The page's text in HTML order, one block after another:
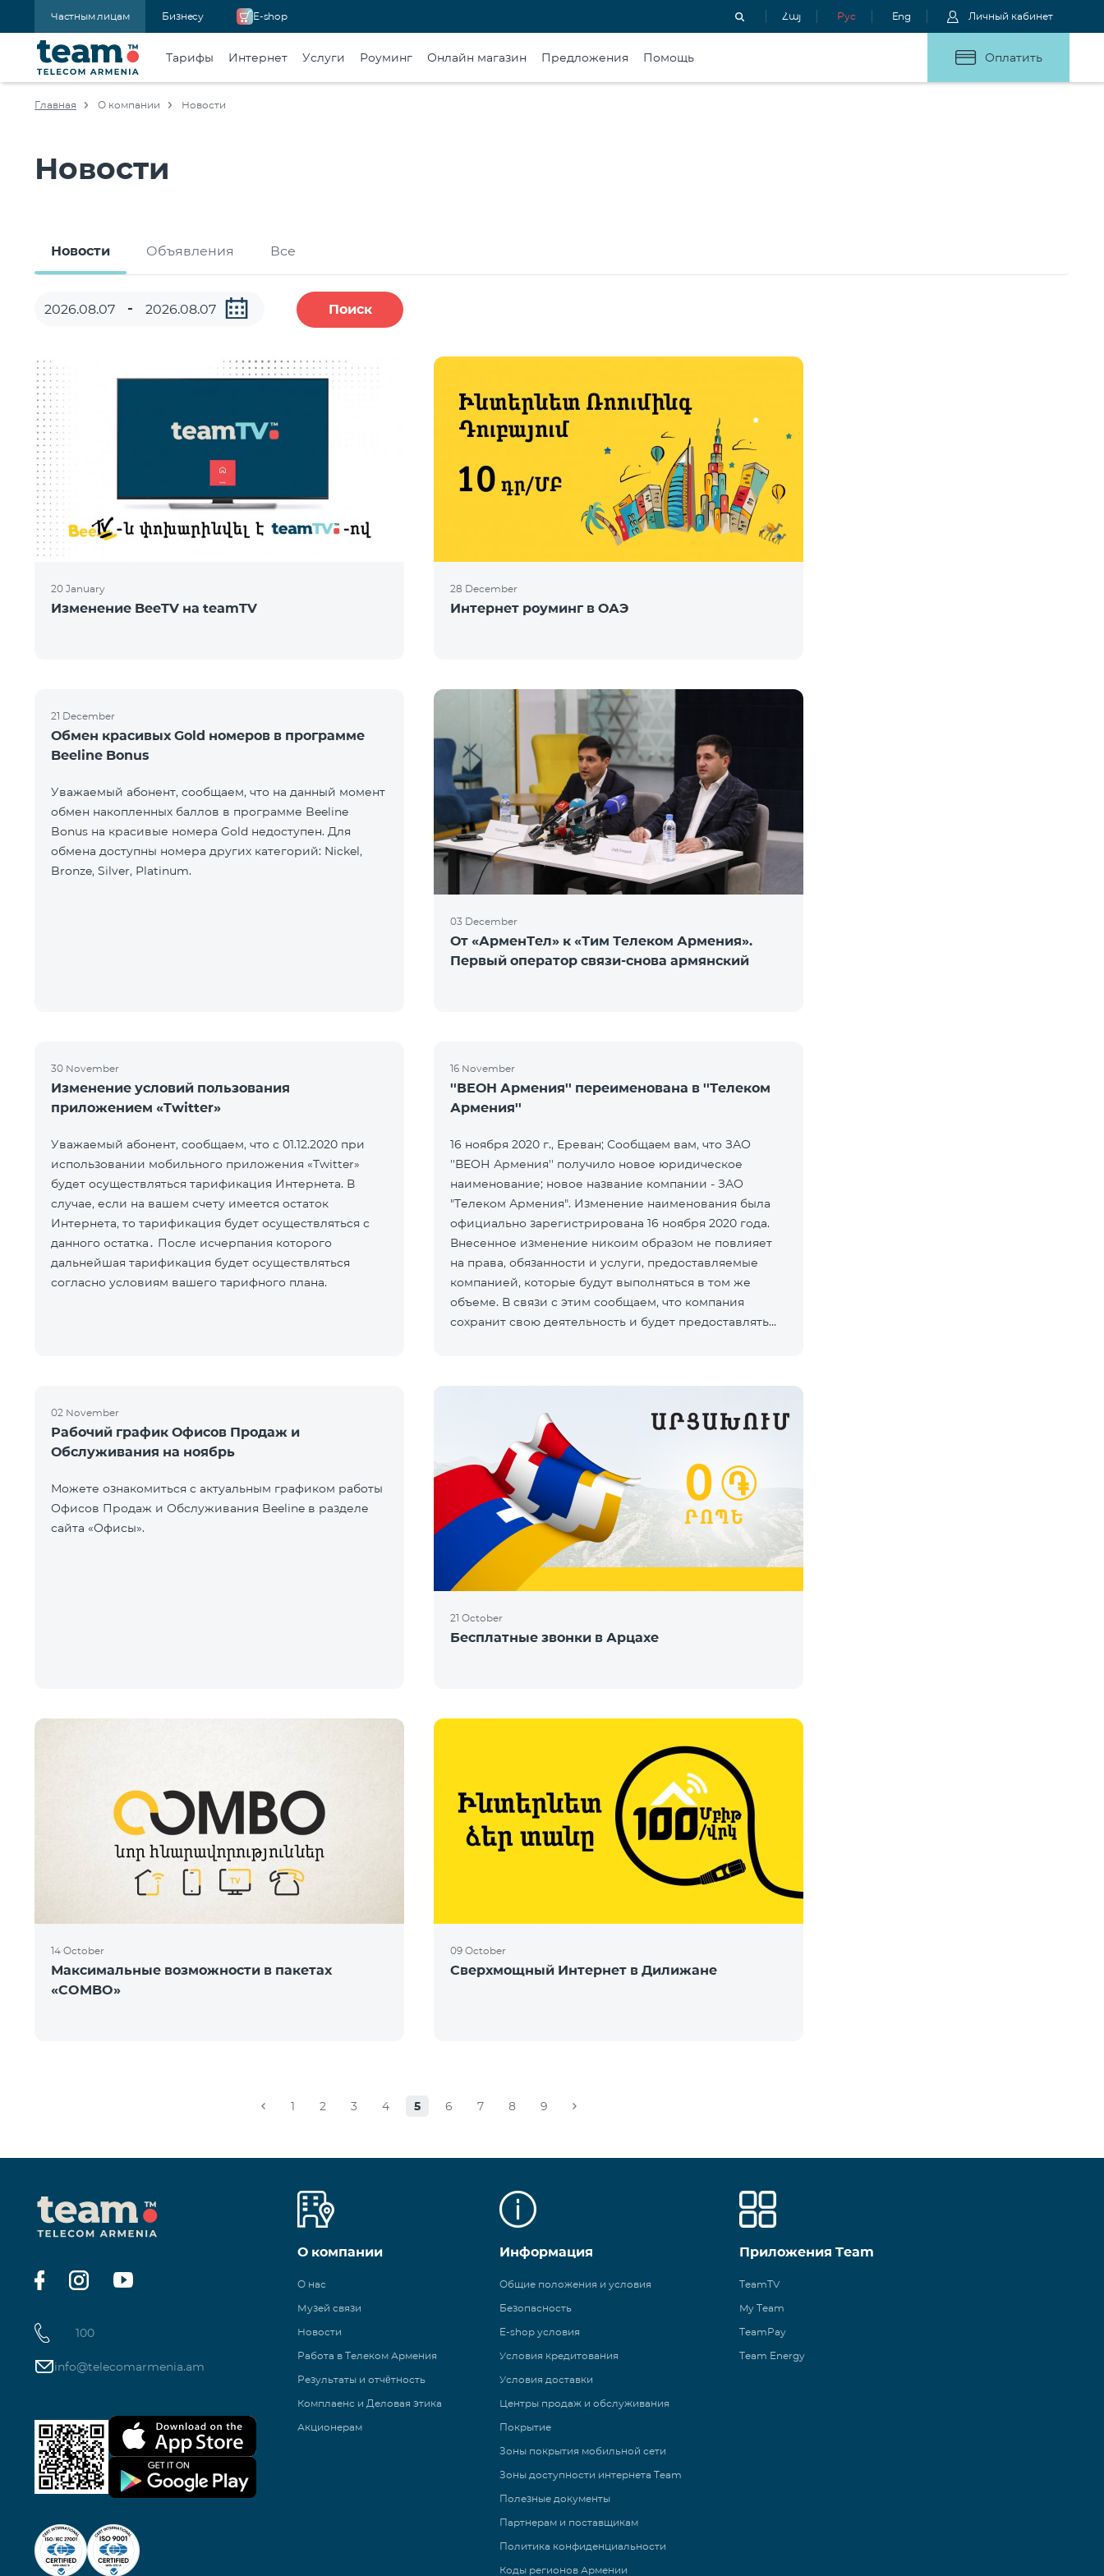
Частным лицам Бизнесу E-shop Հայ Рус Eng Личный кабинет
Тарифы Интернет Услуги Роуминг Онлайн магазин Предложения Помощь Оплатить
Главная О компании Новости
Новости
Новости Объявления Все
Поиск
20 January
Изменение BeeTV на teamTV
28 December
Интернет роуминг в ОАЭ
21 December
Обмен красивых Gold номеров в программе
Beeline Bonus
Уважаемый абонент, сообщаем, что на данный момент
обмен накопленных баллов в программе Beeline
Bonus на красивые номера Gold недоступен. Для
обмена доступны номера других категорий: Nickel,
Bronze, Silver, Platinum.
03 December
От «АрменТел» к «Тим Телеком Армения».
Первый оператор связи-снова армянский
30 November
Изменение условий пользования
приложением «Twitter»
Уважаемый абонент, сообщаем, что с 01.12.2020 при
использовании мобильного приложения «Twitter»
будет осуществляться тарификация Интернета. В
случае, если на вашем счету имеется остаток
Интернета, то тарификация будет осуществляться с
данного остатка․ После исчерпания которого
дальнейшая тарификация будет осуществляться
согласно условиям вашего тарифного плана.
16 November
''ВЕОН Армения'' переименована в ''Телеком
Армения''
16 ноября 2020 г., Ереван; Сообщаeм вам, что ЗАО
''ВЕОН Армения'' получило новое юридическое
наименование; новое название компании - ЗАО
"Телеком Армения". Изменение наименования была
официально зарегистрирована 16 ноября 2020 года.
Внесенное изменение никоим образом не повлияет
на права, обязанности и услуги, предоставляемые
компанией, которые будут выполняться в том же
объеме. В связи с этим сообщаем, что компания
сохранит свою деятельность и будет предоставлять
02 November
Рабочий график Офисов Продаж и
Обслуживания на ноябрь
Можете ознакомиться с актуальным графиком работы
Офисов Продаж и Обслуживания Beeline в разделе
сайта «Офисы».
21 October
Бесплатные звонки в Арцахе
14 October
Максимальные возможности в пакетах
«COMBO»
09 October
Сверхмощный Интернет в Дилижане
1 2 3 4 5 6 7 8 9
100
info@telecomarmenia.am
О компании
О нас
Музей связи
Новости
Работа в Телеком Армения
Результаты и отчётность
Комплаенс и Деловая этика
Акционерам
Информация
Общие положения и условия
Безопасность
E-shop условия
Условия кредитования
Условия доставки
Центры продаж и обслуживания
Покрытие
Зоны покрытия мобильной сети
Зоны доступности интернета Team
Полезные документы
Партнерам и поставщикам
Политика конфиденциальности
Коды регионов Армении
Приложения Team
TeamTV
My Team
TeamPay
Team Energy